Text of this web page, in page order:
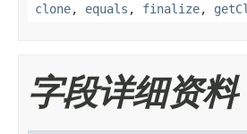
clone, equals , finalize,
字段详细资料